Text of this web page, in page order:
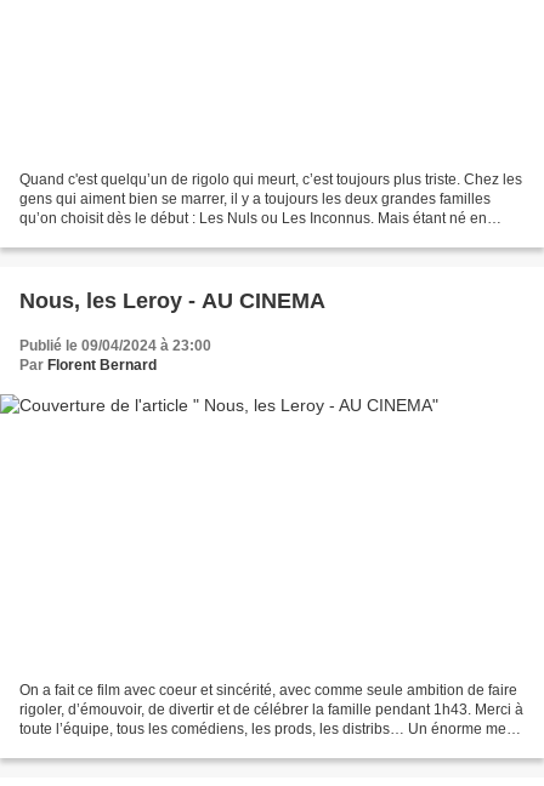
Quand c'est quelqu’un de rigolo qui meurt, c’est toujours plus triste. Chez les
gens qui aiment bien se marrer, il y a toujours les deux grandes familles
qu’on choisit dès le début : Les Nuls ou Les Inconnus. Mais étant né en
Nous, les Leroy - AU CINEMA
Publié le 09/04/2024 à 23:00
Par Florent Bernard
On a fait ce film avec coeur et sincérité, avec comme seule ambition de faire
rigoler, d’émouvoir, de divertir et de célébrer la famille pendant 1h43. Merci à
toute l’équipe, tous les comédiens, les prods, les distribs… Un énorme merci